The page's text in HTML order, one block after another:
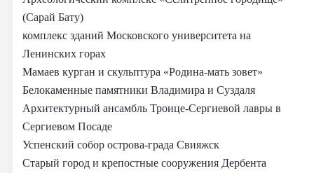
(Сарай Бату)
комплекс зданий Московского университета на
Ленинских горах
Мамаев курган и скульптура «Родина-мать зовет»
Белокаменные памятники Владимира и Суздаля
Архитектурный ансамбль Троице-Сергиевой лавры в
Сергиевом Посаде
Успенский собор острова-града Свияжск
Старый город и крепостные сооружения Дербента